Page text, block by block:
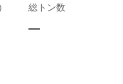
総トン数
—